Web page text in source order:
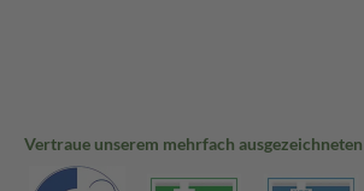
Vertraue unserem mehrfach